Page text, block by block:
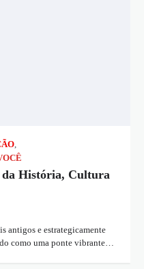
,
da História, Cultura
antigos e estrategicamente
como uma ponte vibrante…